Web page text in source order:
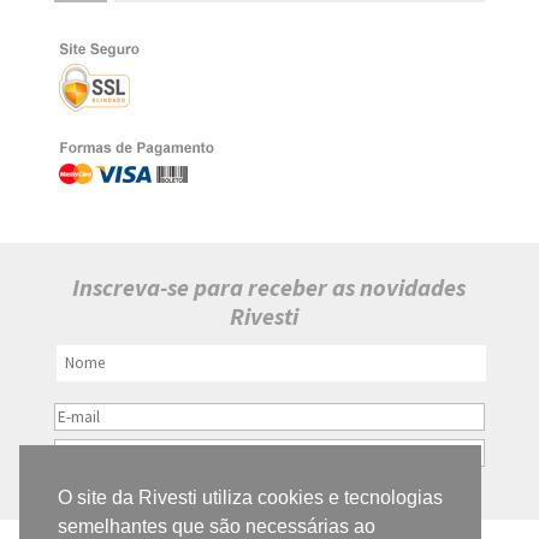
Inscreva-se para receber as novidades
Rivesti
O site da Rivesti utiliza cookies e tecnologias
semelhantes que são necessárias ao